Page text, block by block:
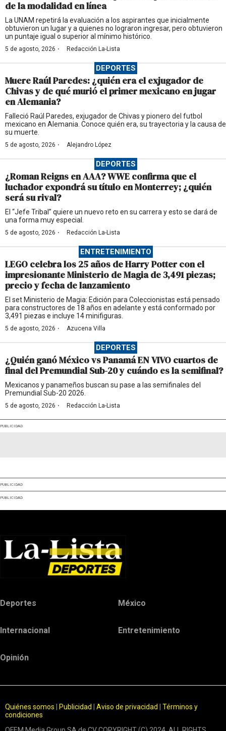
de la modalidad en línea
La UNAM repetirá la evaluación a los aspirantes que inicialmente
obtuvieron un lugar y a quienes no lograron ingresar, pero obtuvieron
un puntaje igual o superior al mínimo histórico.
5 de agosto, 2026 · Redacción La-Lista
DEPORTES
Muere Raúl Paredes: ¿quién era el exjugador de
Chivas y de qué murió el primer mexicano en jugar
en Alemania?
Falleció Raúl Paredes, exjugador de Chivas y pionero del futbol
mexicano en Alemania. Conoce quién era, su trayectoria y la causa de
su muerte.
5 de agosto, 2026 · Alejandro López
DEPORTES
¿Roman Reigns en AAA? WWE confirma que el
luchador expondrá su título en Monterrey; ¿quién
será su rival?
El “Jefe Tribal” quiere un nuevo reto en su carrera y esto se dará de
una forma muy especial.
5 de agosto, 2026 · Redacción La-Lista
ENTRETENIMIENTO
LEGO celebra los 25 años de Harry Potter con el
impresionante Ministerio de Magia de 3,491 piezas;
precio y fecha de lanzamiento
El set Ministerio de Magia: Edición para Coleccionistas está pensado
para constructores de 18 años en adelante y está conformado por
3,491 piezas e incluye 14 minifiguras.
5 de agosto, 2026 · Azucena Villa
DEPORTES
¿Quién ganó México vs Panamá EN VIVO cuartos de
final del Premundial Sub-20 y cuándo es la semifinal?
Mexicanos y panameños buscan su pase a las semifinales del
Premundial Sub-20 2026.
5 de agosto, 2026 · Redacción La-Lista
PUBLICIDAD
PUBLICIDAD
PUBLICIDAD
Deportes México
Internacional Entretenimiento
Opinión
Quiénes somos Publicidad Aviso de privacidad
Términos y
condiciones